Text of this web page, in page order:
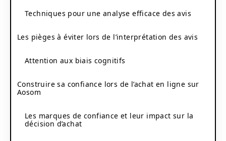
Techniques pour une analyse efficace des avis
Les pièges à éviter lors de l’interprétation des avis
Attention aux biais cognitifs
Construire sa confiance lors de l’achat en ligne sur
Aosom
Les marques de confiance et leur impact sur la
décision d’achat